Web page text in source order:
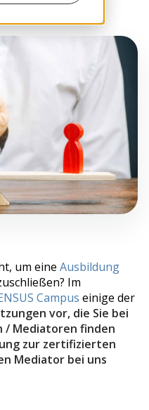
um eine Ausbildung
Im
Campus einige der
vor, die Sie bei
Mediatoren finden
zur zertifizierten
Mediator bei uns